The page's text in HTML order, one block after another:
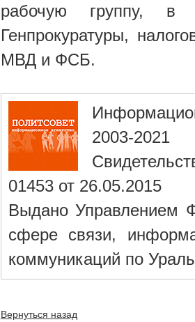
рабочую группу, в
Генпрокуратуры,
МВД и ФСБ.
2003-2021
01453 от 26.05.2015
Выдано Управлением
сфере связи,
коммуникаций по
Вернуться назад